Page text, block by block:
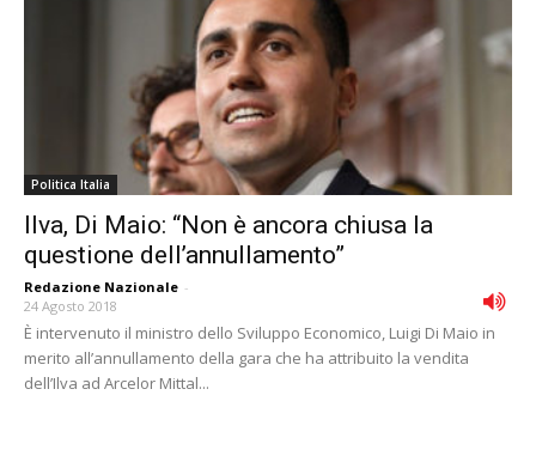
Politica Italia
Ilva, Di Maio: “Non è ancora chiusa la
questione dell’annullamento”
Redazione Nazionale -
24 Agosto 2018
È intervenuto il ministro dello Sviluppo Economico, Luigi Di Maio in
merito all’annullamento della gara che ha attribuito la vendita
dell’Ilva ad Arcelor Mittal...